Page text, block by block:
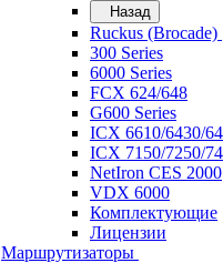
Назад
Ruckus (Brocade)
300 Series
6000 Series
FCX 624/648
G600 Series
ICX 6610/6430/
ICX 7150/7250/
NetIron CES 2000
VDX 6000
Комплектующие
Лицензии
Маршрутизаторы